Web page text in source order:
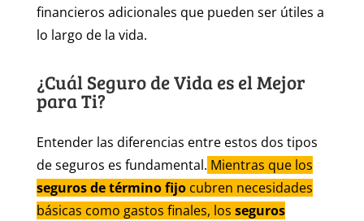
financieros adicionales que pueden ser útiles a
lo largo de la vida.
¿Cuál Seguro de Vida es el Mejor
para Ti?
Entender las diferencias entre estos dos tipos
de seguros es fundamental. Mientras que los
seguros de término fijocubren necesidades
básicas como gastos finales, los seguros